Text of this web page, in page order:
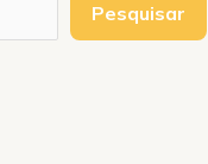
Pesquisar